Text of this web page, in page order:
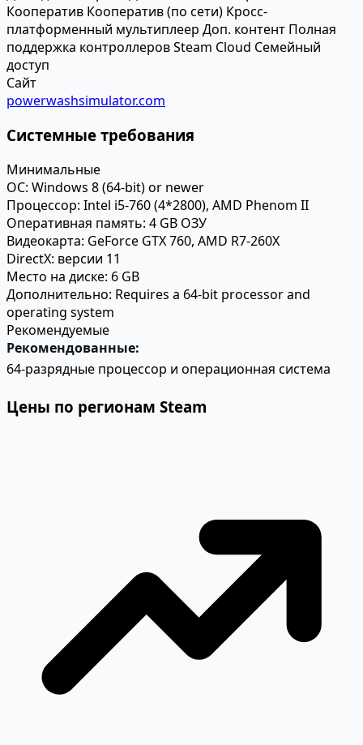
Кооператив Кооператив (по сети) Кросс-
платформенный мультиплеер Доп. контент Полная
поддержка контроллеровSteam Cloud Семейный
доступ
Сайт
powerwashsimulator.com
Системные требования
Минимальные
ОС: Windows 8 (64-bit) or newer
Процессор: Intel i5-760 (4*2800), AMD Phenom II
Оперативная память: 4 GB ОЗУ
Видеокарта: GeForce GTX 760, AMD R7-260X
DirectX: версии 11
Место на диске: 6 GB
Дополнительно: Requires a 64-bit processor and
operating system
Рекомендуемые
Рекомендованные:
64-разрядные процессор и операционная система
Цены по регионам Steam